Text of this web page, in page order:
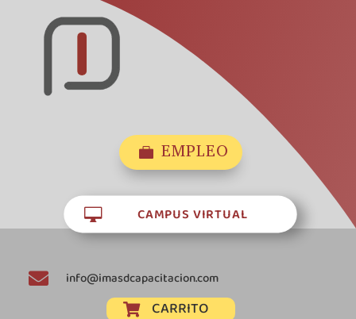
 EMPLEO
 CAMPUS VIRTUAL
 info@imasdcapacitacion.com
 CARRITO